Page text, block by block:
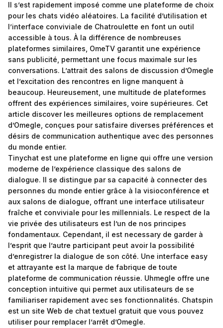
Il s’est rapidement imposé comme une plateforme de choix
pour les chats vidéo aléatoires. La facilité d’utilisation et
l’interface conviviale de Chatroulette en font un outil
accessible à tous. À la différence de nombreuses
plateformes similaires, OmeTV garantit une expérience
sans publicité, permettant une focus maximale sur les
conversations. L’attrait des salons de discussion d’Omegle
et l’excitation des rencontres en ligne manquent à
beaucoup. Heureusement, une multitude de plateformes
offrent des expériences similaires, voire supérieures. Cet
article discover les meilleures options de remplacement
d’Omegle, conçues pour satisfaire diverses préférences et
désirs de communication authentique avec des personnes
du monde entier.
Tinychat est une plateforme en ligne qui offre une version
moderne de l’expérience classique des salons de
dialogue. Il se distingue par sa capacité à connecter des
personnes du monde entier grâce à la visioconférence et
aux salons de dialogue, offrant une interface utilisateur
fraîche et conviviale pour les millennials. Le respect de la
vie privée des utilisateurs est l’un de nos principes
fondamentaux. Cependant, il est necessary de garder à
l’esprit que l’autre participant peut avoir la possibilité
d’enregistrer la dialogue de son côté. Une interface easy
et attrayante est la marque de fabrique de toute
plateforme de communication réussie. Uhmegle offre une
conception intuitive qui permet aux utilisateurs de se
familiariser rapidement avec ses fonctionnalités. Chatspin
est un site Web de chat textuel gratuit que vous pouvez
utiliser pour remplacer l’arrêt d’Omegle.